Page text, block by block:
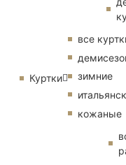
Куртки
все
зимние
кожаные